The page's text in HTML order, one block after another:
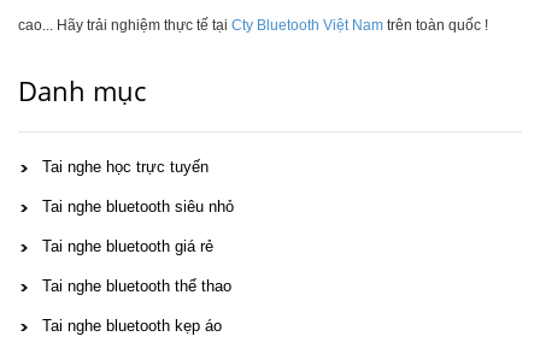
cao... Hãy trải nghiệm thực tế tại Cty Bluetooth Việt Nam trên toàn quốc !
Danh mục
Tai nghe học trực tuyến
Tai nghe bluetooth siêu nhỏ
Tai nghe bluetooth giá rẻ
Tai nghe bluetooth thể thao
Tai nghe bluetooth kẹp áo